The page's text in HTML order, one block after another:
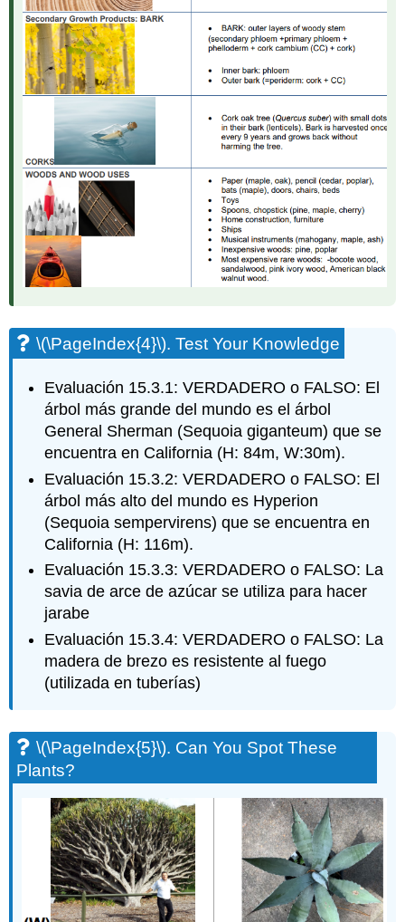
\(\PageIndex{4}\). Test Your Knowledge
Evaluación 15.3.1: VERDADERO o FALSO: El
árbol más grande del mundo es el árbol
General Sherman (Sequoia giganteum) que se
encuentra en California (H: 84m, W:30m).
Evaluación 15.3.2: VERDADERO o FALSO: El
árbol más alto del mundo es Hyperion
(Sequoia sempervirens) que se encuentra en
California (H: 116m).
Evaluación 15.3.3: VERDADERO o FALSO: La
savia de arce de azúcar se utiliza para hacer
jarabe
Evaluación 15.3.4: VERDADERO o FALSO: La
madera de brezo es resistente al fuego
(utilizada en tuberías)
\(\PageIndex{5}\). Can You Spot These
Plants?